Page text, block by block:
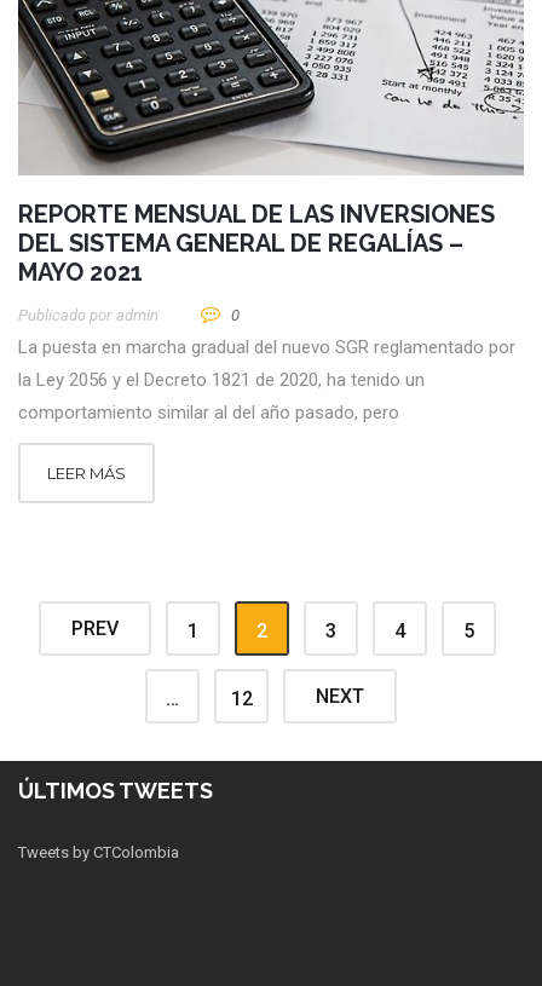
REPORTE MENSUAL DE LAS INVERSIONES
DEL SISTEMA GENERAL DE REGALÍAS –
MAYO 2021
Publicado por Admin 0
La puesta en marcha gradual del nuevo SGR reglamentado por
la Ley 2056 y el Decreto 1821 de 2020, ha tenido un
comportamiento similar al del año pasado, pero
LEER MÁS
PREV 1 2 3 4 5
… 12 NEXT
ÚLTIMOS TWEETS
Tweets by CTColombia